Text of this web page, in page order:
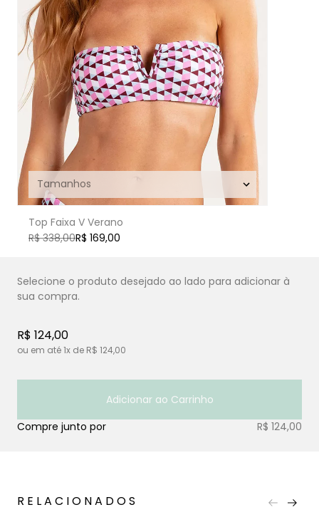
Top Faixa V Verano
R$ 338,00R$ 169,00
Compre junto por R$ 124,00
R$ 124,00
ou em até1x de R$ 124,00
Adicionar ao Carrinho
RELACIONADOS